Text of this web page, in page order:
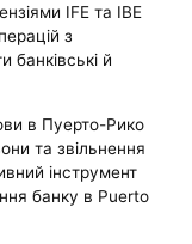
IFE та IBE
з
банківські й
в Пуерто-Рико
та звільнення
інструмент
банку в Puerto